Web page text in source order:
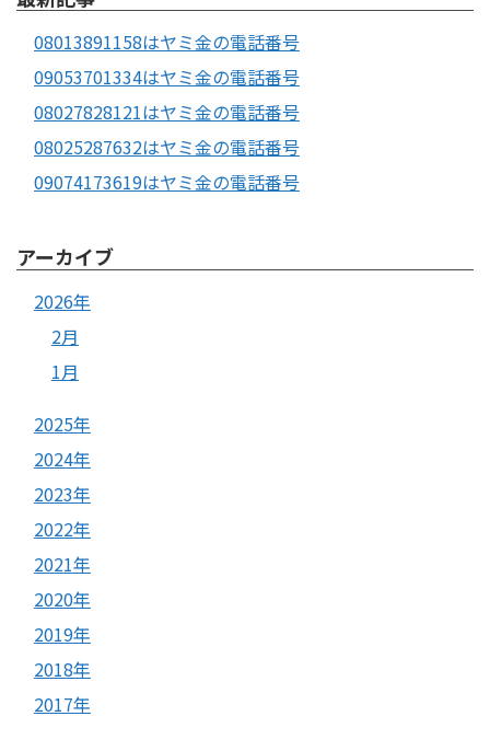
08013891158はヤミ金の電話番号
09053701334はヤミ金の電話番号
08027828121はヤミ金の電話番号
08025287632はヤミ金の電話番号
09074173619はヤミ金の電話番号
アーカイブ
2026年
2月
1月
2025年
2024年
2023年
2022年
2021年
2020年
2019年
2018年
2017年